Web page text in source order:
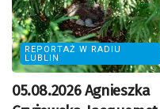
REPORTAŻ W RADIU
LUBLIN
05.08.2026 Agnieszka